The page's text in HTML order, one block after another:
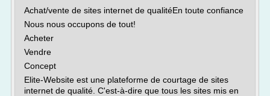
Achat/vente de sites internet de qualitéEn toute confiance
Nous nous occupons de tout!
Acheter
Vendre
Concept
Elite-Website est une plateforme de courtage de sites
internet de qualité. C'est-à-dire que tous les sites mis en